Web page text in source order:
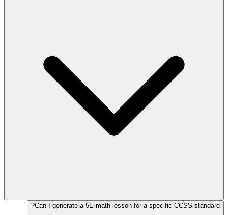
Can I generate a 5E math lesson for a specific CCSS standard?